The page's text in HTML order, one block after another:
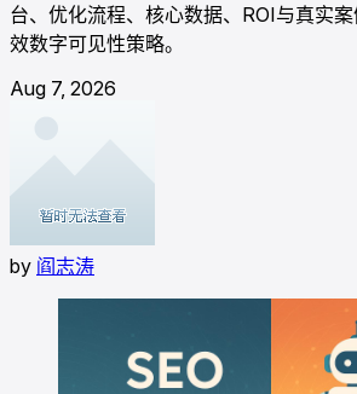
台、优化流程、核心数据、ROI与真实
效数字可见性策略。
Aug 7, 2026
by 阎志涛